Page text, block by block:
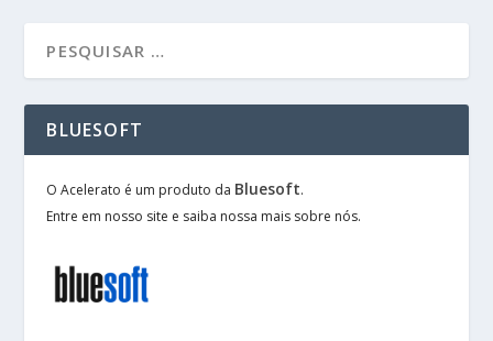
BLUESOFT
O Acelerato é um produto da Bluesoft.
Entre em nosso site e saiba nossa mais sobre nós.